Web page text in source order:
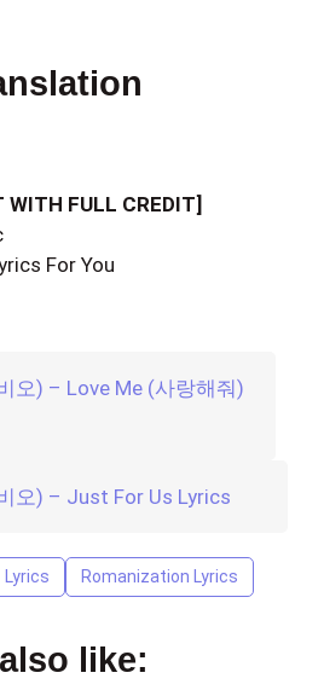
WITH FULL CREDIT]
For You
오) – Love Me (사랑해줘)
오) – Just For Us Lyrics
Lyrics Romanization Lyrics
like: